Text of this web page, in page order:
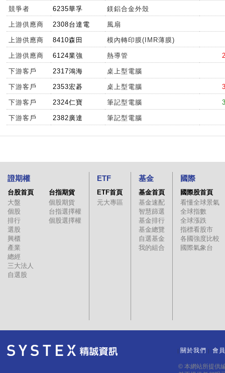
競爭者 6235華孚 鎂鋁合金外殼
上游供應商 2308台達電 風扇
上游供應商 8410森田 模內轉印膜(IMR薄膜)
上游供應商 6124業強 熱導管
下游客戶 2317鴻海 桌上型電腦
下游客戶 2353宏碁 桌上型電腦
下游客戶 2324仁寶 筆記型電腦
下游客戶 2382廣達 筆記型電腦
證期權
台股首頁
大盤
個股
排行
選股
興櫃
產業
總經
三大法人
自選股
台指期貨
個股期貨
台指選擇權
個股選擇權
ETF
ETF首頁
元大專區
基金
基金首頁
基金速配
智慧篩選
基金排行
基金總覽
自選基金
我的組合
國際
國際股首頁
看懂全球景氣
全球指數
全球漲跌
指標看股市
各國強度比較
國際氣象台
關於我們 會
© 本網站所提供